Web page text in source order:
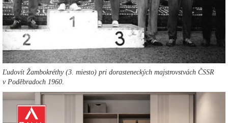
Ľudovít Žambokréthy (3. miesto) pri dorasteneckých majstrovstvách ČSSR
v Poděbradoch 1960.